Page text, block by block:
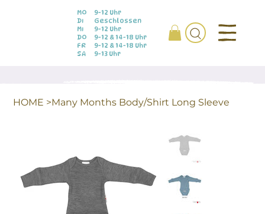
MO
DI
MI
DO
FR
SA
9-12 Uhr
Geschlossen
9-12 Uhr
9-12 & 14-18 Uhr
9-12 & 14-18 Uhr
9-13 Uhr
HOME >Many Months Body/Shirt Long Sleeve